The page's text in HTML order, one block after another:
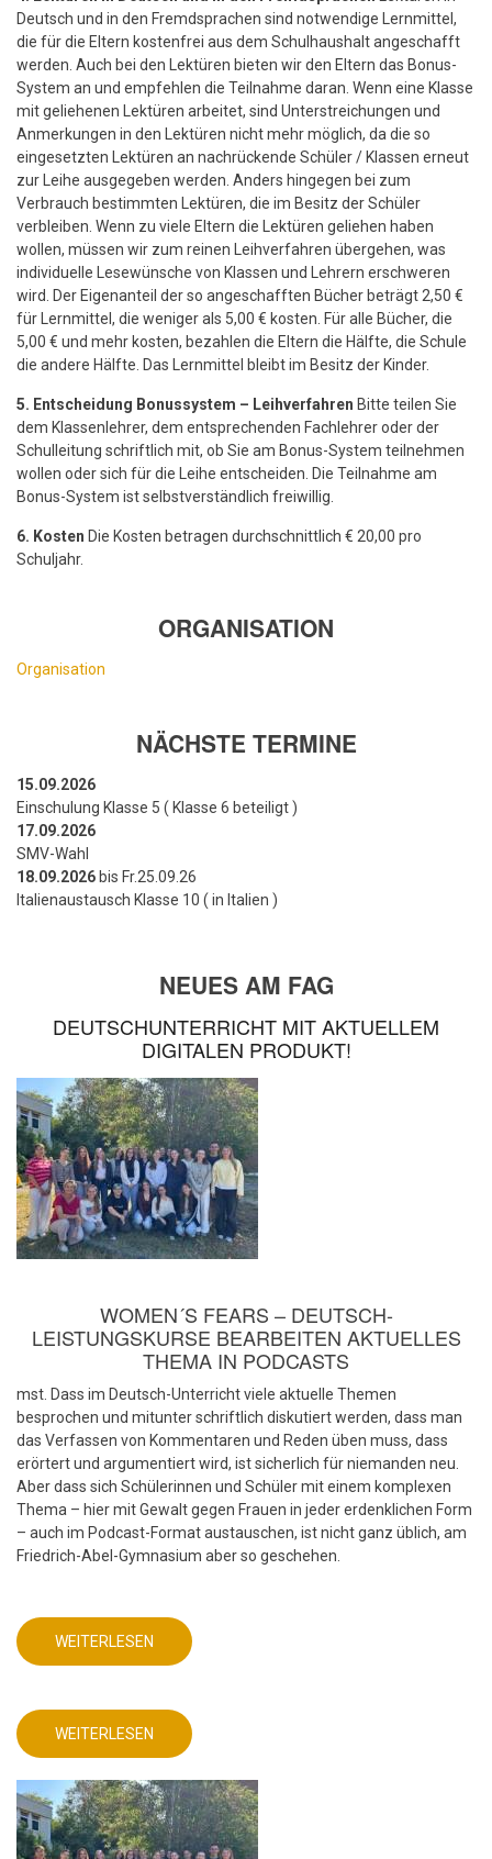
Deutsch und in den Fremdsprachen sind notwendige Lernmittel,
die für die Eltern kostenfrei aus dem Schulhaushalt angeschafft
werden. Auch bei den Lektüren bieten wir den Eltern das Bonus-
System an und empfehlen die Teilnahme daran. Wenn eine Klasse
mit geliehenen Lektüren arbeitet, sind Unterstreichungen und
Anmerkungen in den Lektüren nicht mehr möglich, da die so
eingesetzten Lektüren an nachrückende Schüler / Klassen erneut
zur Leihe ausgegeben werden. Anders hingegen bei zum
Verbrauch bestimmten Lektüren, die im Besitz der Schüler
verbleiben. Wenn zu viele Eltern die Lektüren geliehen haben
wollen, müssen wir zum reinen Leihverfahren übergehen, was
individuelle Lesewünsche von Klassen und Lehrern erschweren
wird. Der Eigenanteil der so angeschafften Bücher beträgt 2,50 €
für Lernmittel, die weniger als 5,00 € kosten. Für alle Bücher, die
5,00 € und mehr kosten, bezahlen die Eltern die Hälfte, die Schule
die andere Hälfte. Das Lernmittel bleibt im Besitz der Kinder.
5. Entscheidung Bonussystem – Leihverfahren Bitte teilen Sie
dem Klassenlehrer, dem entsprechenden Fachlehrer oder der
Schulleitung schriftlich mit, ob Sie am Bonus-System teilnehmen
wollen oder sich für die Leihe entscheiden. Die Teilnahme am
Bonus-System ist selbstverständlich freiwillig.
6. Kosten Die Kosten betragen durchschnittlich € 20,00 pro
Schuljahr.
ORGANISATION
Organisation
NÄCHSTE TERMINE
15.09.2026
Einschulung Klasse 5 ( Klasse 6 beteiligt )
17.09.2026
SMV-Wahl
18.09.2026 bis Fr.25.09.26
Italienaustausch Klasse 10 ( in Italien )
NEUES AM FAG
DEUTSCHUNTERRICHT MIT AKTUELLEM
DIGITALEN PRODUKT!
WOMEN´S FEARS – DEUTSCH-
LEISTUNGSKURSE BEARBEITEN AKTUELLES
THEMA IN PODCASTS
mst. Dass im Deutsch-Unterricht viele aktuelle Themen
besprochen und mitunter schriftlich diskutiert werden, dass man
das Verfassen von Kommentaren und Reden üben muss, dass
erörtert und argumentiert wird, ist sicherlich für niemanden neu.
Aber dass sich Schülerinnen und Schüler mit einem komplexen
Thema – hier mit Gewalt gegen Frauen in jeder erdenklichen Form
– auch im Podcast-Format austauschen, ist nicht ganz üblich, am
Friedrich-Abel-Gymnasium aber so geschehen.
WEITERLESEN
ÜBER
DEUTSCHUNTERRICHT
PRODUKT!
WEITERLESEN
ÜBER
DEUTSCHUNTERRICHT
AKTUELLEM
DIGITALEN
PRODUKT!